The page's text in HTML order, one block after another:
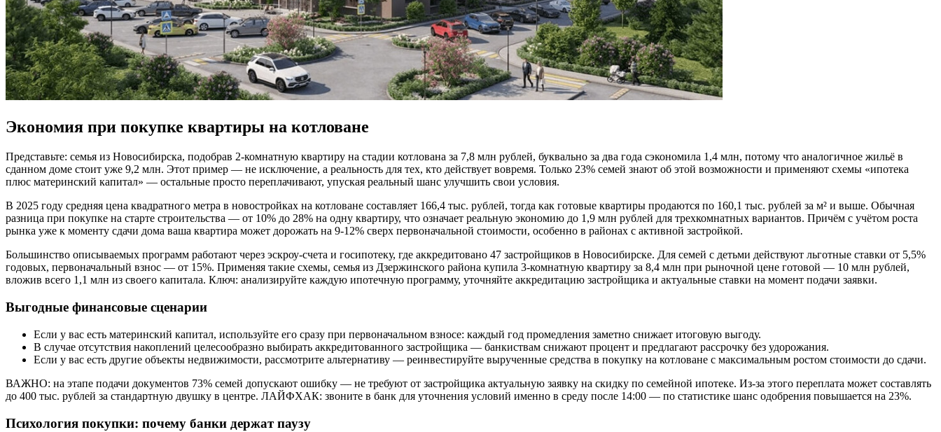
Экономия при покупке квартиры на котловане
Представьте: семья из Новосибирска, подобрав 2-комнатную квартиру на стадии котлована за 7,8 млн рублей, буквально за два года сэкономила 1,4 млн, потому что аналогичное жильё в
сданном доме стоит уже 9,2 млн. Этот пример — не исключение, а реальность для тех, кто действует вовремя. Только 23% семей знают об этой возможности и применяют схемы «ипотека
плюс материнский капитал» — остальные просто переплачивают, упуская реальный шанс улучшить свои условия.
В 2025 году средняя цена квадратного метра в новостройках на котловане составляет 166,4 тыс. рублей, тогда как готовые квартиры продаются по 160,1 тыс. рублей за м² и выше. Обычная
разница при покупке на старте строительства — от 10% до 28% на одну квартиру, что означает реальную экономию до 1,9 млн рублей для трехкомнатных вариантов. Причём с учётом роста
рынка уже к моменту сдачи дома ваша квартира может дорожать на 9-12% сверх первоначальной стоимости, особенно в районах с активной застройкой.
Большинство описываемых программ работают через эскроу-счета и госипотеку, где аккредитовано 47 застройщиков в Новосибирске. Для семей с детьми действуют льготные ставки от 5,5%
годовых, первоначальный взнос — от 15%. Применяя такие схемы, семья из Дзержинского района купила 3-комнатную квартиру за 8,4 млн при рыночной цене готовой — 10 млн рублей,
вложив всего 1,1 млн из своего капитала. Ключ: анализируйте каждую ипотечную программу, уточняйте аккредитацию застройщика и актуальные ставки на момент подачи заявки.
Выгодные финансовые сценарии
Если у вас есть материнский капитал, используйте его сразу при первоначальном взносе: каждый год промедления заметно снижает итоговую выгоду.
В случае отсутствия накоплений целесообразно выбирать аккредитованного застройщика — банкиствам снижают процент и предлагают рассрочку без удорожания.
Если у вас есть другие объекты недвижимости, рассмотрите альтернативу — реинвестируйте вырученные средства в покупку на котловане с максимальным ростом стоимости до сдачи.
ВАЖНО: на этапе подачи документов 73% семей допускают ошибку — не требуют от застройщика актуальную заявку на скидку по семейной ипотеке. Из-за этого переплата может составлять
до 400 тыс. рублей за стандартную двушку в центре. ЛАЙФХАК: звоните в банк для уточнения условий именно в среду после 14:00 — по статистике шанс одобрения повышается на 23%.
Психология покупки: почему банки держат паузу